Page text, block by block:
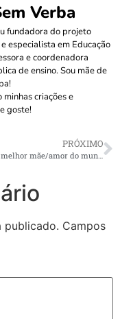
Verba
fundadora do projeto
especialista em Educação
e coordenadora
de ensino. Sou mãe de
criações e
goste!
PRÓXIMO
Moldura melhor mãe/amor do mundo
publicado. Campos